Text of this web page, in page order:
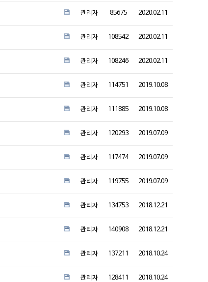
관리자 85675 2020.02.11
관리자 108542 2020.02.11
관리자 108246 2020.02.11
관리자 114751 2019.10.08
관리자 111885 2019.10.08
관리자 120293 2019.07.09
관리자 117474 2019.07.09
관리자 119755 2019.07.09
관리자 134753 2018.12.21
관리자 140908 2018.12.21
관리자 137211 2018.10.24
관리자 128411 2018.10.24